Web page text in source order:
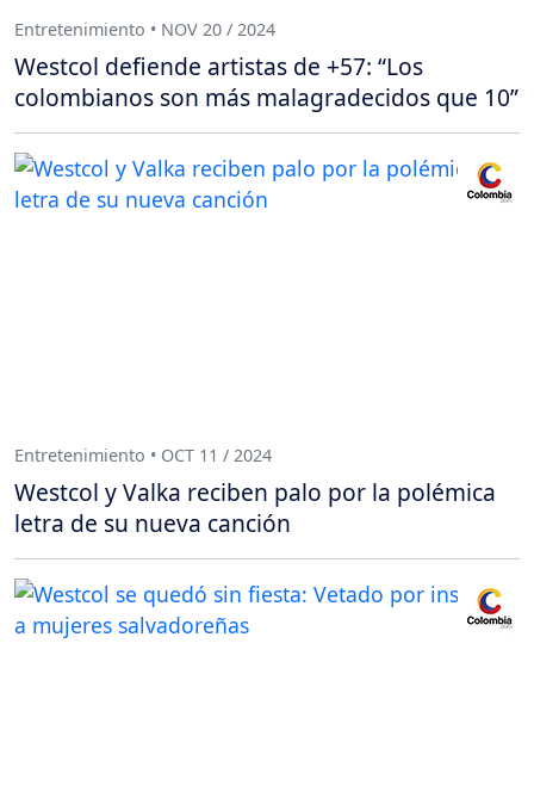
Entretenimiento • NOV 20 / 2024
Westcol defiende artistas de +57: “Los
colombianos son más malagradecidos que 10”
Entretenimiento • OCT 11 / 2024
Westcol y Valka reciben palo por la polémica
letra de su nueva canción